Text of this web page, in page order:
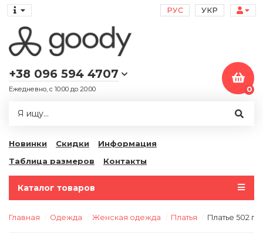
РУС УКР
+38 096 594 4707
Ежедневно, с 10:00 до 20:00 0
Новинки Скидки
Информация
Таблица размеров
Контакты
Каталог товаров
Главная Одежда Женская одежда Платья Платье 502